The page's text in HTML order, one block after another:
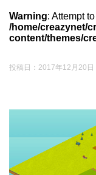
Warning: Attempt
/home/creazynet/
content/themes/
投稿日： 2017年12月20日